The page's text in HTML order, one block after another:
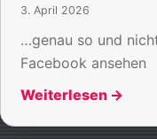
3. April 2026
…genau so und
Facebook ansehen
Weiterlesen →